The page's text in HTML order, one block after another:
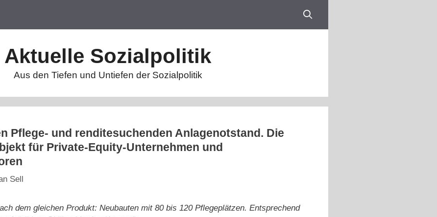
Aktuelle Sozialpolitik
Aus den Tiefen und Untiefen der Sozialpolitik
Pflege- und renditesuchenden Anlagenotstand. Die
für Private-Equity-Unternehmen und
Sell
dem gleichen Produkt: Neubauten mit 80 bis 120 Pflegeplätzen. Entsprechend